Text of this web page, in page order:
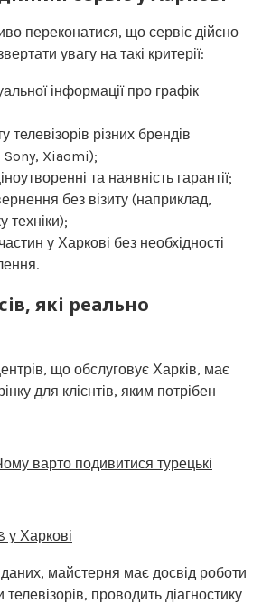
переконатися, що сервіс дійсно
увагу на такі критерії:
інформації про графік
телевізорів різних брендів
Sony, Xiaomi);
та наявність гарантії;
без візиту (наприклад,
техніки);
у Харкові без необхідності
які реально
що обслуговує Харків, має
для клієнтів, яким потрібен
варто подивитися турецькі
у Харкові
майстерня має досвід роботи
проводить діагностику